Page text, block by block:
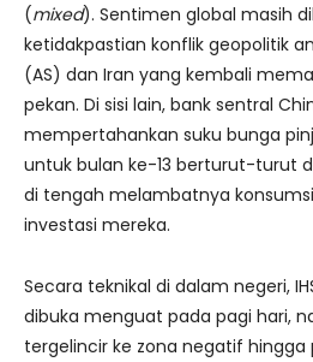
(mixed). Sentimen global masih
ketidakpastian konflik geopolitik
(AS) dan Iran yang kembali
pekan. Di sisi lain, bank sentral
mempertahankan suku bunga
untuk bulan ke-13 berturut-turut
di tengah melambatnya
investasi mereka.
Secara teknikal di dalam negeri,
dibuka menguat pada pagi hari,
tergelincir ke zona negatif hingga